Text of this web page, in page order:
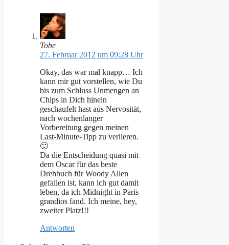
Tobe
27. Februar 2012 um 09:28 Uhr
Okay, das war mal knapp… Ich
kann mir gut vorstellen, wie Du
bis zum Schluss Unmengen an
Chips in Dich hinein
geschaufelt hast aus Nervosität,
nach wochenlanger
Vorbereitung gegen meinen
Last-Minute-Tipp zu verlieren.
🙂
Da die Entscheidung quasi mit
dem Oscar für das beste
Drehbuch für Woody Allen
gefallen ist, kann ich gut damit
leben, da ich Midnight in Paris
grandios fand. Ich meine, hey,
zweiter Platz!!!
Antworten